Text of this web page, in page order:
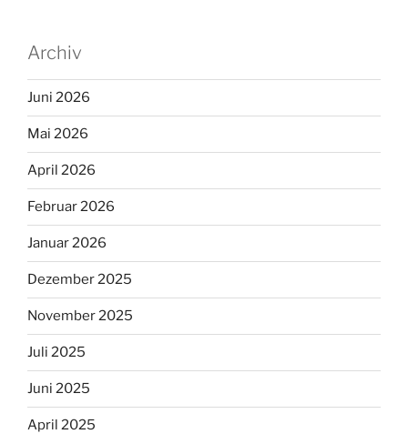
Archiv
Juni 2026
Mai 2026
April 2026
Februar 2026
Januar 2026
Dezember 2025
November 2025
Juli 2025
Juni 2025
April 2025